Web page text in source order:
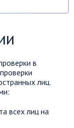
в
лиц.
всех лиц на